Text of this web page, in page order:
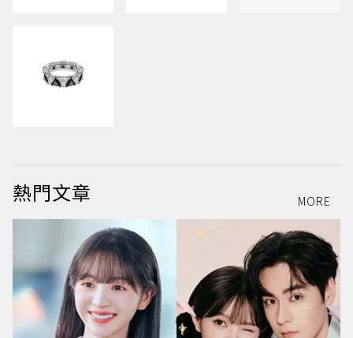
熱門文章 MORE